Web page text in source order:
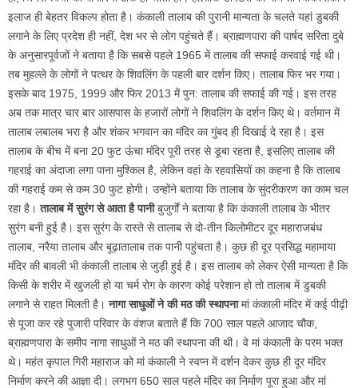
इलाज ही बेहतर विकल्प होता है। कंकाली तालाब की पुरानी मान्यता के चलते यहां डुबकी
लगाने के लिए प्रदेश ही नहीं, देश भर से लोग पहुंचते हैं। ब्राह्मणपारा की पार्षद सरिता दुबे
के अनुसारपूर्वजों ने बताया है कि सबसे पहले 1965 में तालाब की सफाई करवाई गई थी।
तब मुहल्ले के लोगों ने पत्थर के शिवलिंग के पहली बार दर्शन किए। तालाब फिर भर गया।
इसके बाद 1975, 1999 और फिर 2013 में पुन: तालाब की सफाई की गई। इस तरह
अब तक मात्र चार बार आसपास के हजारों लोगों ने शिवलिंग के दर्शन किए थे। वर्तमान में
तालाब लबालब भरा है और शंकर भगवान का मंदिर का गुंबद ही दिखाई दे रहा है। इस
तालाब के बीच में बना 20 फुट ऊंचा मंदिर पूरी तरह से डूबा रहता है, इसलिए तालाब की
गहराई का अंदाजा लगा पाना मुश्किल है, लेकिन वहां के रहवासियों का कहना है कि तालाब
की गहराई कम से कम 30 फुट होगी। उन्होंने बताया कि तालाब के सुंदरीकरण का काम चल
रहा है।तालाब में सुरंग से आता है पानीबुजुर्गाें ने बताया है कि कंकाली तालाब के भीतर
सुरंग बनी हुई है। इस सुरंग के रास्ते से तालाब से दो-तीन किलोमीटर दूर महाराजबंध
तालाब, नरैया तालाब और बूढ़ातालाब तक पानी पहुंचता है। कुछ ही दूर प्रसिद्ध महामाया
मंदिर की बावली भी कंकाली तालाब से जुड़ी हुई है। इस तालाब को लेकर ऐसी मान्यता है कि
किसी के शरीर में खुजली हो या चर्म रोग के कारण कोई परेशान हो तो तालाब में डुबकी
लगाने से राहत मिलती है।नागा साधुओं ने की मठ की स्थापनामां कंकाली मंदिर में कई पीढ़ी
से पूजा कर रहे पुजारी परिवार के वंशज बताते हैं कि 700 साल पहले आजाद चौक,
ब्राह्मणपारा के समीप नागा साधुओं ने मठ की स्थापना की थी। वे मां कंकाली के परम भक्त
थे। महंत कृपाल गिरी महाराज को मां कंकाली ने स्वप्न में दर्शन देकर कुछ ही दूर मंदिर
निर्माण करने की आज्ञा दी। लगभग 650 साल पहले मंदिर का निर्माण पूरा हुआ और मां